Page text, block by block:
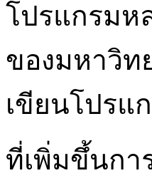
โปรแกรมห
ของมหาวิท
เขียนโปรแ
ที่เพิ่มขึ้นกา